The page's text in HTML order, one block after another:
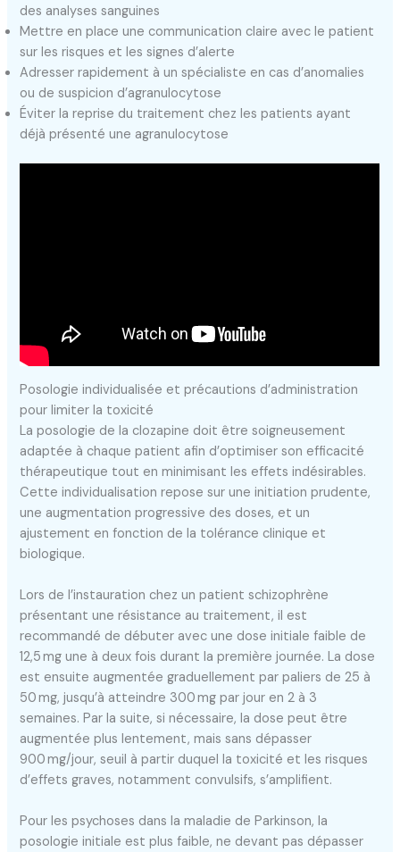
des analyses sanguines
Mettre en place une communication claire avec le patient
sur les risques et les signes d’alerte
Adresser rapidement à un spécialiste en cas d’anomalies
ou de suspicion d’agranulocytose
Éviter la reprise du traitement chez les patients ayant
déjà présenté une agranulocytose
Posologie individualisée et précautions d’administration
pour limiter la toxicité
La posologie de la clozapine doit être soigneusement
adaptée à chaque patient afin d’optimiser son efficacité
thérapeutique tout en minimisant les effets indésirables.
Cette individualisation repose sur une initiation prudente,
une augmentation progressive des doses, et un
ajustement en fonction de la tolérance clinique et
biologique.
Lors de l’instauration chez un patient schizophrène
présentant une résistance au traitement, il est
recommandé de débuter avec une dose initiale faible de
12,5 mg une à deux fois durant la première journée. La dose
est ensuite augmentée graduellement par paliers de 25 à
50 mg, jusqu’à atteindre 300 mg par jour en 2 à 3
semaines. Par la suite, si nécessaire, la dose peut être
augmentée plus lentement, mais sans dépasser
900 mg/jour, seuil à partir duquel la toxicité et les risques
d’effets graves, notamment convulsifs, s’amplifient.
Pour les psychoses dans la maladie de Parkinson, la
posologie initiale est plus faible, ne devant pas dépasser